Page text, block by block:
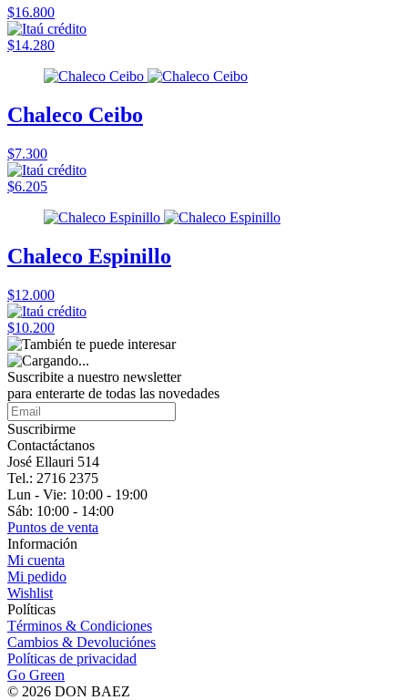
$16.800
$14.280
Chaleco Ceibo
$7.300
$6.205
Chaleco Espinillo
$12.000
$10.200
Suscribite a nuestro newsletter
para enterarte de todas las novedades
Suscribirme
Contactáctanos
José Ellauri 514
Tel.: 2716 2375
Lun - Vie: 10:00 - 19:00
Sáb: 10:00 - 14:00
Puntos de venta
Información
Mi cuenta
Mi pedido
Wishlist
Políticas
Términos & Condiciones
Cambios & Devoluciónes
Políticas de privacidad
Go Green
© 2026 DON BAEZ